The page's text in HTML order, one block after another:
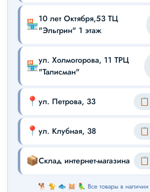
🏪10 лет Октября,53 ТЦ
"Эльгрин" 1 этаж
🏪ул. Холмогорова, 11 ТРЦ
"Талисман"
📍 ул. Петрова, 33
📍 ул. Клубная, 38
📦Склад интернет-магазина
🐕 🐈 🐟 🐹 🦜 Все товары в наличии